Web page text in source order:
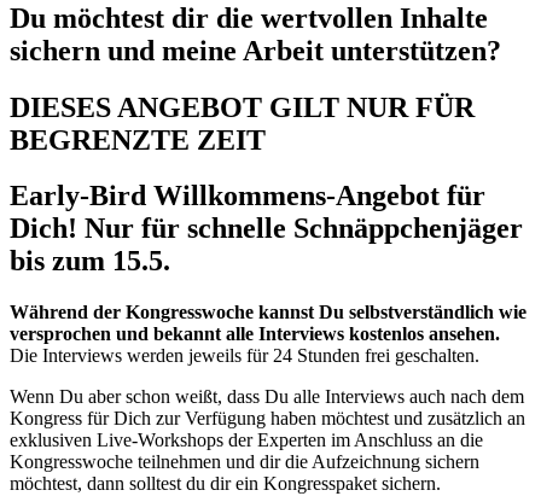
Du möchtest dir die wertvollen Inhalte
sichern und meine Arbeit unterstützen?
DIESES ANGEBOT GILT NUR FÜR
BEGRENZTE ZEIT
Early-Bird Willkommens-Angebot für
Dich! Nur für schnelle Schnäppchenjäger
bis zum 15.5.
Während der Kongresswoche kannst Du selbstverständlich wie
versprochen und bekannt alle Interviews kostenlos ansehen.
Die Interviews werden jeweils für 24 Stunden frei geschalten.
Wenn Du aber schon weißt, dass Du alle Interviews auch nach dem
Kongress für Dich zur Verfügung haben möchtest und zusätzlich an
exklusiven Live-Workshops der Experten im Anschluss an die
Kongresswoche teilnehmen und dir die Aufzeichnung sichern
möchtest, dann solltest du dir ein Kongresspaket sichern.